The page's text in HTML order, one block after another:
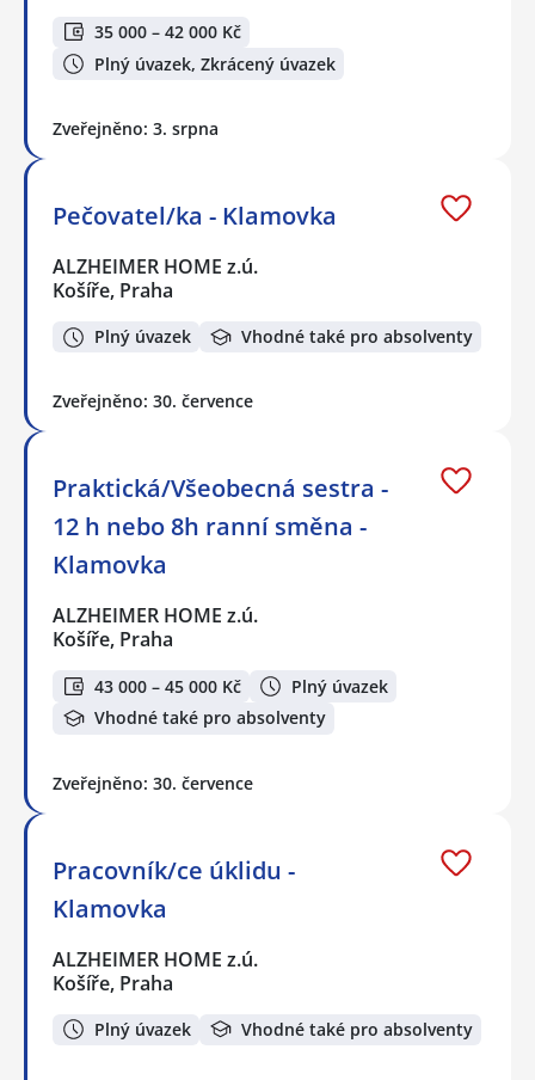
35 000 – 42 000 Kč
Plný úvazek, Zkrácený úvazek
Zveřejněno: 3. srpna
Pečovatel/ka - Klamovka
ALZHEIMER HOME z.ú.
Košíře, Praha
Plný úvazek Vhodné také pro absolventy
Zveřejněno: 30. července
Praktická/Všeobecná sestra -
12 h nebo 8h ranní směna -
Klamovka
ALZHEIMER HOME z.ú.
Košíře, Praha
43 000 – 45 000 Kč
Plný úvazek
Vhodné také pro absolventy
Zveřejněno: 30. července
Pracovník/ce úklidu -
Klamovka
ALZHEIMER HOME z.ú.
Košíře, Praha
Plný úvazek Vhodné také pro absolventy